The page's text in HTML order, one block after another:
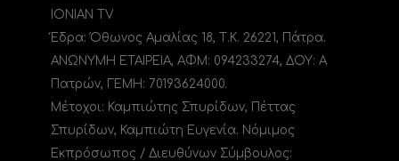
IONIAN TV
Έδρα: Όθωνος Αμαλίας 18, Τ.Κ. 26221, Πάτρα.
ΑΝΩΝΥΜΗ ΕΤΑΙΡΕΙΑ, ΑΦΜ: 094233274, ΔΟΥ: A
Πατρών, ΓΕΜΗ: 70193624000.
Μέτοχοι: Καμπιώτης Σπυρίδων, Πέττας
Σπυρίδων, Καμπιώτη Ευγενία. Νόμιμος
Εκπρόσωπος / Διευθύνων Σύμβουλος: